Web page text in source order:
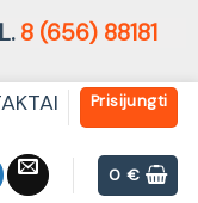
8 (656) 88181
Prisijungti
0€